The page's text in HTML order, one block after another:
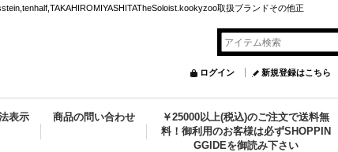
取扱ブランドその他正
ログイン 新規登録はこちら
表示 商品の問い合わせ
￥25000以上(税込)のご注文で送料無
料！御利用のお客様は必ずSHOPPIN
GGIDEを御読み下さい